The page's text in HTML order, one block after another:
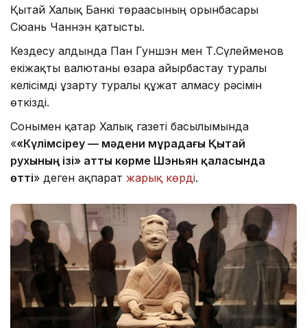
Қытай Халық Банкі төрағасының орынбасары
Сюань Чаннэн қатысты.
Кездесу алдында Пан Гуншэн мен Т.Сүлейменов
екіжақты валютаны өзара айырбастау туралы
келісімді ұзарту туралы құжат алмасу рәсімін
өткізді.
Сонымен қатар Халық газеті басылымында
««Күлімсіреу — мәдени мұрадағы Қытай
рухының ізі» атты көрме Шэньян қаласында
өтті» деген ақпарат жарық көрді.